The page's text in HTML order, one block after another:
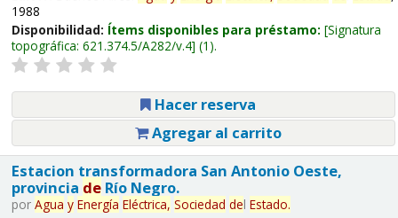
1988
Disponibilidad: Ítems disponibles para préstamo: Signatura
topográfica: 621.374.5/A282/v.4 (1).
Hacer reserva
Agregar al carrito
Estacion transformadora San Antonio Oeste,
provincia deRío Negro.
por Agua y Energía Eléctrica, Sociedad del Estado.